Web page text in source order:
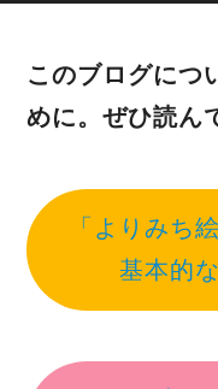
このブログにつ
めに。ぜひ読ん
「よりみち
基本的